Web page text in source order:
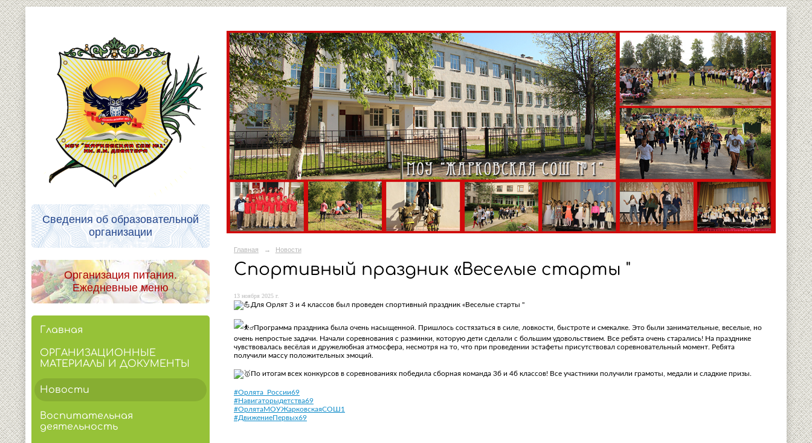
Сведения об образовательной
организации
Организация питания.
Ежедневные меню
Главная
ОРГАНИЗАЦИОННЫЕ
МАТЕРИАЛЫ И ДОКУМЕНТЫ
Новости
Воспитательная
деятельность
Главная → Новости
Спортивный праздник «Веселые старты "
13 ноября 2025 г.
Для Орлят 3 и 4 классов был проведен спортивный праздник «Веселые старты "
Программа праздника была очень насыщенной. Пришлось состязаться в силе, ловкости, быстроте и смекалке. Это были занимательные, веселые, но
очень непростые задачи. Начали соревнования с разминки, которую дети сделали с большим удовольствием. Все ребята очень старались! На празднике
чувствовалась весёлая и дружелюбная атмосфера, несмотря на то, что при проведении эстафеты присутствовал соревновательный момент. Ребята
получили массу положительных эмоций.
По итогам всех конкурсов в соревнованиях победила сборная команда 3б и 4б классов! Все участники получили грамоты, медали и сладкие призы.
#Орлята_России69
#Навигаторыдетства69
#ОрлятаМОУЖарковскаяСОШ1
#ДвижениеПервых69